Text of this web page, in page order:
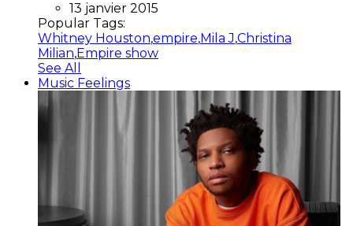
13 janvier 2015
Popular Tags:
Whitney Houston,empire,Mila J,Christina
Milian,Empire show
See All
Music Feelings